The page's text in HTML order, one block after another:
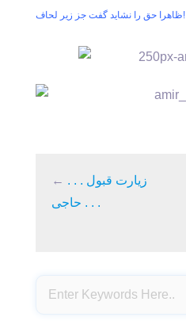
ظاهرا حق را نشاید گفت جز زیر لحاف!
← . . . زیارت قبول
حاجی . . .